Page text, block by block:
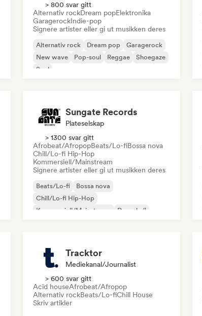
> 800 svar gitt
Alternativ rockDream popElektronika
GaragerockIndie-pop
Signere artister eller gi ut musikken deres
Alternativ rock Dream pop
Garagerock
New wave
Pop-soul Reggae
Shoegaze
Soul
Sungate Records
Plateselskap
> 1300 svar gitt
Afrobeat/AfropopBeats/Lo-fiBossa nova
Chill/Lo-fi Hip-Hop
Kommersiell/Mainstream
Signere artister eller gi ut musikken deres
Beats/Lo-fi
Bossa nova
Chill/Lo-fi Hip-Hop
Kommersiell/Mainstream
Dancehall
Tracktor
Mediekanal/journalist
> 600 svar gitt
Acid houseAfrobeat/Afropop
Alternativ rockBeats/Lo-fiChill House
Skriv artikler